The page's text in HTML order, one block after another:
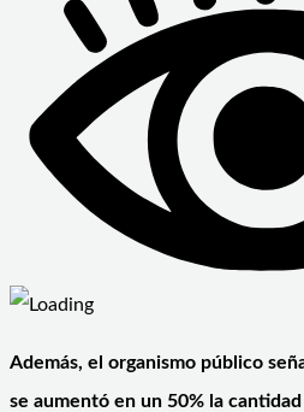
Además, el organismo público
se aumentó en un 50% la